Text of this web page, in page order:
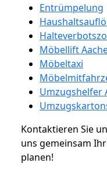
Entrümpelung
Möbellift
Möbeltaxi
Umzugshelfer
Kontaktieren Sie
uns gemeinsam
planen!